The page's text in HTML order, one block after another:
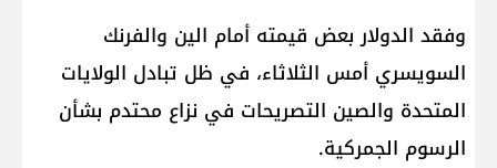
وفقد الدولار بعض قيمته أمام الين والفرنك
السويسري أمس الثلاثاء، في ظل تبادل الولايات
المتحدة والصين التصريحات في نزاع محتدم بشأن
الرسوم الجمركية.